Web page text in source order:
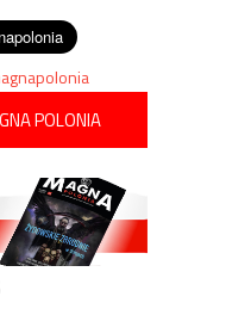
POLONIA